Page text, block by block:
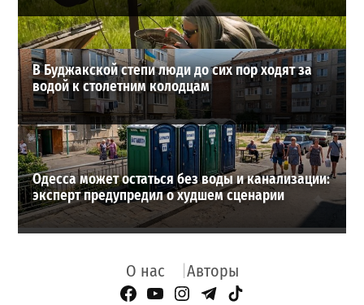
В Буджакской степи люди до сих пор ходят за
водой к столетним колодцам
Одесса может остаться без воды и канализации:
эксперт предупредил о худшем сценарии
О нас Авторы
Facebook Page
YouTube
Instagram
Telegram
TikTok